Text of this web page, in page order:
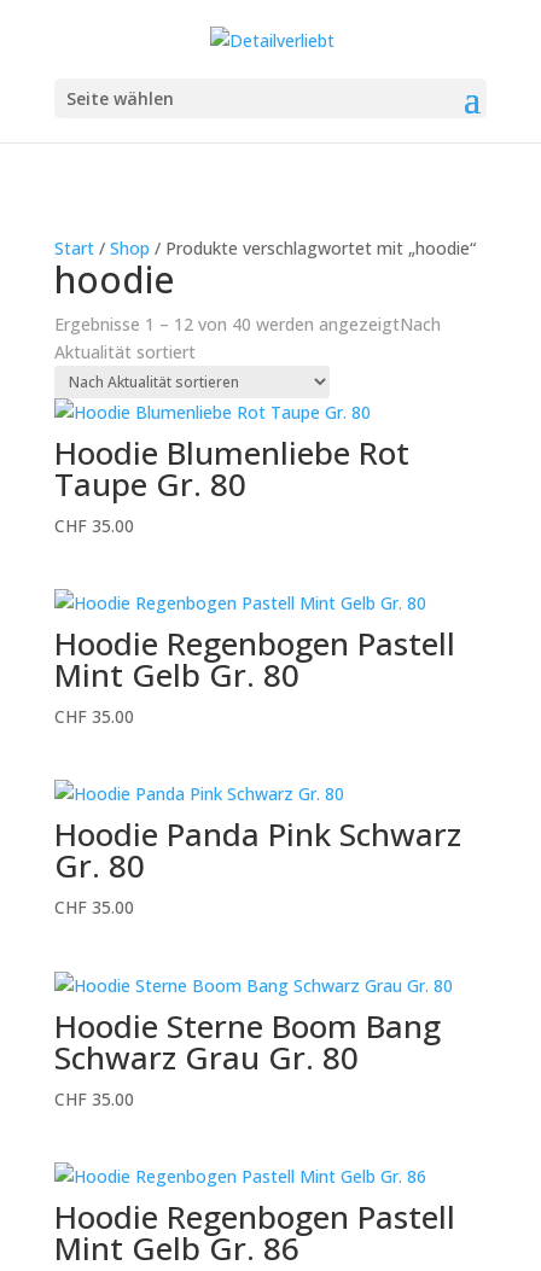
Seite wählen
Start/ Shop / Produkte verschlagwortet mit „hoodie“
hoodie
Ergebnisse 1 – 12 von 40 werden angezeigtNach
Aktualität sortiert
Hoodie Blumenliebe Rot
Taupe Gr. 80
CHF35.00
Hoodie Regenbogen Pastell
Mint Gelb Gr. 80
CHF35.00
Hoodie Panda Pink Schwarz
Gr. 80
CHF35.00
Hoodie Sterne Boom Bang
Schwarz Grau Gr. 80
CHF35.00
Hoodie Regenbogen Pastell
Mint Gelb Gr. 86